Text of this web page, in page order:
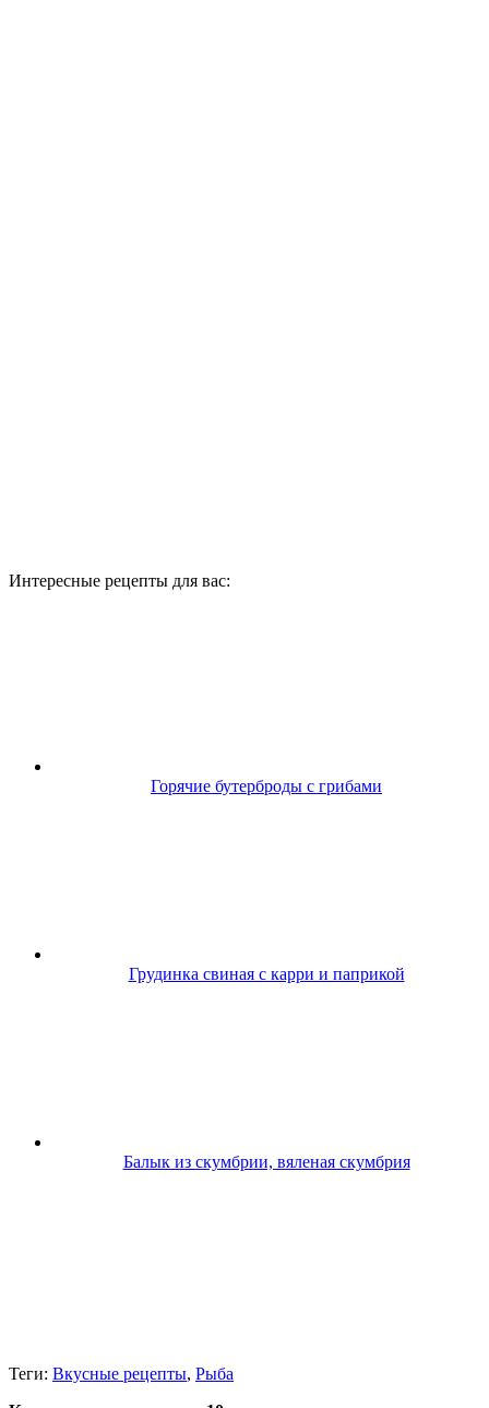
Интересные рецепты для вас:
Горячие бутерброды с грибами
Грудинка свиная с карри и паприкой
Балык из скумбрии, вяленая скумбрия
Теги: Вкусные рецепты, Рыба